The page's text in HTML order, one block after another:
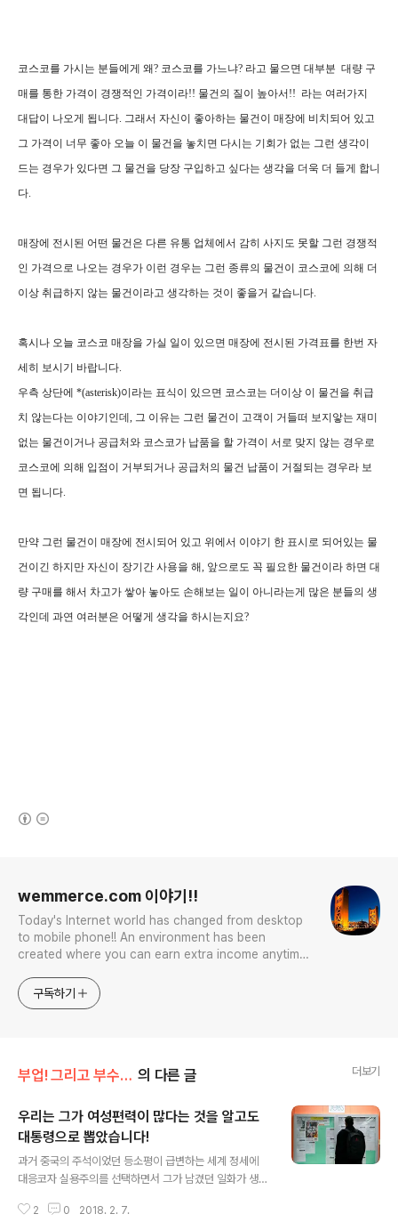
코스코를 가시는 분들에게 왜? 코스코를 가느냐? 라고 물으면 대부분 대량 구
매를 통한 가격이 경쟁적인 가격이라!! 물건의 질이 높아서!! 라는 여러가지
대답이 나오게 됩니다. 그래서 자신이 좋아하는 물건이 매장에 비치되어 있고
그 가격이 너무 좋아 오늘 이 물건을 놓치면 다시는 기회가 없는 그런 생각이
드는 경우가 있다면 그 물건을 당장 구입하고 싶다는 생각을 더욱 더 들게 합니
다.
매장에 전시된 어떤 물건은 다른 유통 업체에서 감히 사지도 못할 그런 경쟁적
인 가격으로 나오는 경우가 이런 경우는 그런 종류의 물건이 코스코에 의해 더
이상 취급하지 않는 물건이라고 생각하는 것이 좋을거 같습니다.
혹시나 오늘 코스코 매장을 가실 일이 있으면 매장에 전시된 가격표를 한번 자
세히 보시기 바랍니다.
우측 상단에 *(asterisk)이라는 표식이 있으면 코스코는 더이상 이 물건을 취급
치 않는다는 이야기인데, 그 이유는 그런 물건이 고객이 거들떠 보지앟는 재미
없는 물건이거나 공급처와 코스코가 납품을 할 가격이 서로 맞지 않는 경우로
코스코에 의해 입점이 거부되거나 공급처의 물건 납품이 거절되는 경우라 보
면 됩니다.
만약 그런 물건이 매장에 전시되어 있고 위에서 이야기 한 표시로 되어있는 물
건이긴 하지만 자신이 장기간 사용을 해, 앞으로도 꼭 필요한 물건이라 하면 대
량 구매를 해서 차고가 쌓아 놓아도 손해보는 일이 아니라는게 많은 분들의 생
각인데 과연 여러분은 어떻게 생각을 하시는지요?
wemmerce.com 이야기!!
Today's Internet world has changed from desktop
to mobile phone!! An environment has been
created where you can earn extra income anytime,
competition. Now let’s turn our eyes to the world!
You can enter
구독하기
부업! 그리고 부수입!! 의 다른 글 더보기
우리는 그가 여성편력이 많다는 것을 알고도
대통령으로 뽑았습니다!
과거 중국의 주석이었던 등소평이 급변하는 세계 정세에
대응코자 실용주의를 선택하면서 그가 남겼던 일화가 생각
잘잡으면 된다!!" 라고 하면서 이념이 중국 경제 발전에 걸
2 0 2018. 2. 7.